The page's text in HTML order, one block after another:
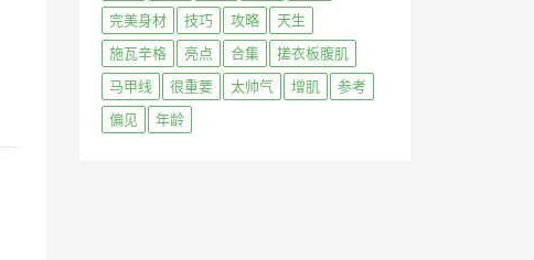
完美身材
技巧 攻略
天生
施瓦辛格
亮点 合集
搓衣板腹肌
马甲线
很重要 太帅气 增肌
参考
偏见
年龄